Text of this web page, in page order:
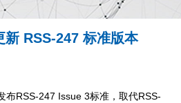
新 RSS-247 标准版本
布RSS-247 Issue 3标准，取代RSS-